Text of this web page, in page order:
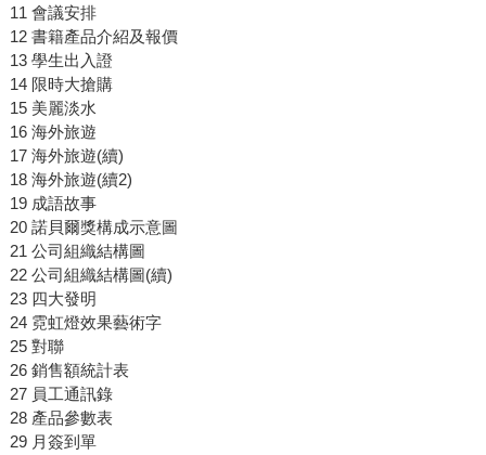
11 會議安排
12 書籍產品介紹及報價
13 學生出入證
14 限時大搶購
15 美麗淡水
16 海外旅遊
17 海外旅遊(續)
18 海外旅遊(續2)
19 成語故事
20 諾貝爾獎構成示意圖
21 公司組織結構圖
22 公司組織結構圖(續)
23 四大發明
24 霓虹燈效果藝術字
25 對聯
26 銷售額統計表
27 員工通訊錄
28 產品參數表
29 月簽到單